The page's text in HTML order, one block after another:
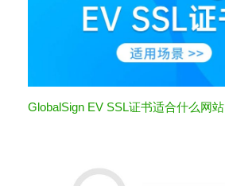
GlobalSign EV SSL证书适合什么网站